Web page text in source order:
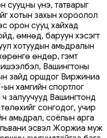
сууцны үнэ, татварыг
хотын захын хороолол
орон сууц хайхад
өмнөд, баруун хэсэгт
хотуудын амьдралын
өндөр, гэмт
Вашингтоны
зайд оршдог Виржиниа
хамгийн спортлог
залуучууд Вашингтонд
сонгодог, учир
амьдрал, соёлын арга
эсвэл Жоржиа муж